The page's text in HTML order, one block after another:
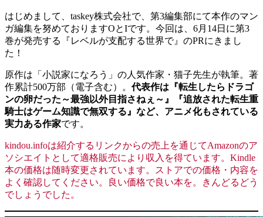
はじめまして、taskey株式会社で、第3編集部にて本作のマン
ガ編集を努めておりますOとIです。今回は、6月14日に第3
巻が発売する『レベルが支配する世界で』のPRにきまし
た！
原作は「小説家になろう」の人気作家・猫子先生が執筆。著
作累計500万部（電子含む）。代表作は『転生したらドラゴ
ンの卵だった～最強以外目指さねぇ～』『追放された転生重
騎士はゲーム知識で無双する』など、アニメ化もされている
実力ある作家です。
kindou.infoは紹介するリンクからの売上を通じてAmazonのア
ソシエイトとして適格販売により収入を得ています。Kindle
本の価格は随時変更されています。ストアでの価格・内容を
よく確認してください。良い価格で良い本を。きんどるどう
でしょうでした。